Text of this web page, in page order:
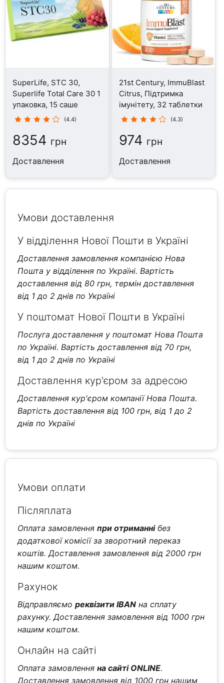
SuperLife, STC 30,
Superlife Total Care 30 1
упаковка, 15 саше
(4.4)
8354 грн
Доставлення
21st Century, ImmuBlast
Citrus, Підтримка
імунітету, 32 таблетки
(4.3)
974 грн
Доставлення
Умови доставлення
У відділення Нової Пошти в Україні
Доставлення замовлення компанією Нова
Пошта у відділення по Україні. Вартість
доставлення від 80 грн, термін доставлення
від 1 до 2 днів по Україні
У поштомат Нової Пошти в Україні
Послуга доставлення у поштомат Нова Пошта
по Україні. Вартість доставлення від 70 грн,
від 1 до 2 днів по Україні
Доставлення кур'єром за адресою
Доставлення кур'єром компанії Нова Пошта.
Вартість доставлення від 100 грн, від 1 до 2
днів по Україні
Умови оплати
Післяплата
Оплата замовленняпри отриманнібез
додаткової комісії за зворотний переказ
коштів. Доставлення замовлення від 2000 грн
нашим коштом.
Рахунок
Відправляємореквізити IBAN на сплату
рахунку. Доставлення замовлення від 1000 грн
нашим коштом.
Онлайн на сайті
Оплата замовленняна сайті ONLINE.
Доставлення замовлення від 1000 грн нашим